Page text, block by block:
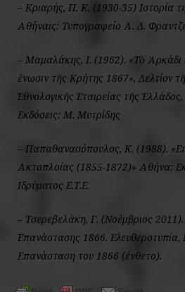
– Κριαρής, Π. Κ. (1930-35) Ιστορία
Αθήναις: Τυπογραφείο Α. Δ.
– Μαμαλάκης, Ι. (1962). «Τὸ Ἀρκάδι
ἕνωσιν τῆς Κρήτης 1867»,Δελτίον
Ἐθνολογικῆς Ἑταιρείας τῆς Ἑλλάδος,
Εκδόσεις: Μ. Μυτρίδης
– Παπαθανασόπουλος, Κ. (1988).
Ακτοπλοίας (1855-1872)» Αθήνα:
Ιδρύματος Ε.Τ.Ε.
– Τσερεβελάκη, Γ. (Νοέμβριος 2011).
Επανάστασης 1866.
Επανάσταση του 1866 (ένθετο).